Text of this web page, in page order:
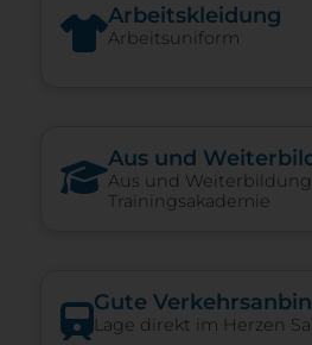
Arbeitskleidung
Arbeitsuniform
Aus und
Aus und
Trainingsakademie
Gute
Lage direkt im Herzen